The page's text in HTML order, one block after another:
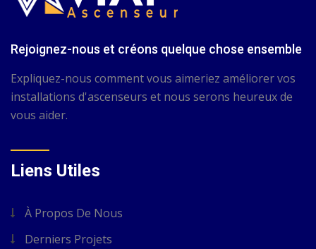
Rejoignez-nous et créons quelque chose ensemble
Expliquez-nous comment vous aimeriez améliorer vos
installations d'ascenseurs et nous serons heureux de
vous aider.
Liens Utiles
À Propos De Nous
Derniers Projets